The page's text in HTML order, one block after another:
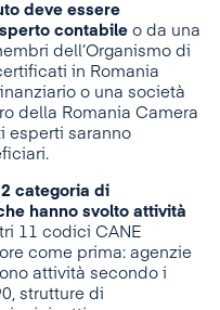
deve essere
contabile o da una
dell’Organismo di
in Romania
o una società
della Romania Camera
esperti saranno
categoria di
hanno svolto attività
11 codici CANE
come prima: agenzie
attività secondo i
strutture di